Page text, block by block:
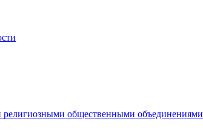
религиозными общественными объединениями